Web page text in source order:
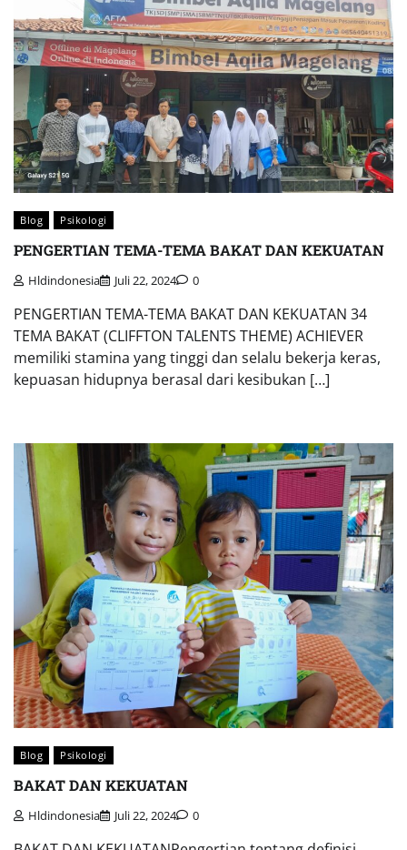
Blog Psikologi
PENGERTIAN TEMA-TEMA BAKAT DAN KEKUATAN
Hldindonesia Juli 22, 2024 0
PENGERTIAN TEMA-TEMA BAKAT DAN KEKUATAN 34
TEMA BAKAT (CLIFFTON TALENTS THEME) ACHIEVER
memiliki stamina yang tinggi dan selalu bekerja keras,
kepuasan hidupnya berasal dari kesibukan […]
Blog Psikologi
BAKAT DAN KEKUATAN
Hldindonesia Juli 22, 2024 0